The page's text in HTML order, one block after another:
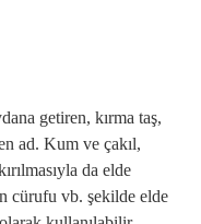
getiren, kırma taş,
ad. Kum ve çakıl,
da elde
cürufu vb. şekilde elde